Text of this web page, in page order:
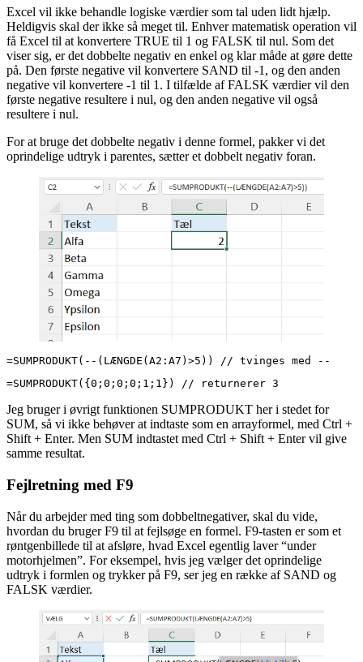
Excel vil ikke behandle logiske værdier som tal uden lidt hjælp.
Heldigvis skal der ikke så meget til. Enhver matematisk operation vil
få Excel til at konvertere TRUE til 1 og FALSK til nul. Som det
viser sig, er det dobbelte negativ en enkel og klar måde at gøre dette
på. Den første negative vil konvertere SAND til -1, og den anden
negative vil konvertere -1 til 1. I tilfælde af FALSK værdier vil den
første negative resultere i nul, og den anden negative vil også
resultere i nul.
For at bruge det dobbelte negativ i denne formel, pakker vi det
oprindelige udtryk i parentes, sætter et dobbelt negativ foran.
=SUMPRODUKT(--(LÆNGDE(A2:A7)>5)) // tvinges med --
=SUMPRODUKT({0;0;0;0;1;1}) // returnerer 3
Jeg bruger i øvrigt funktionen SUMPRODUKT her i stedet for
SUM, så vi ikke behøver at indtaste som en arrayformel, med Ctrl +
Shift + Enter. Men SUM indtastet med Ctrl + Shift + Enter vil give
samme resultat.
Fejlretning med F9
Når du arbejder med ting som dobbeltnegativer, skal du vide,
hvordan du bruger F9 til at fejlsøge en formel. F9-tasten er som et
røntgenbillede til at afsløre, hvad Excel egentlig laver “under
motorhjelmen”. For eksempel, hvis jeg vælger det oprindelige
udtryk i formlen og trykker på F9, ser jeg en række af SAND og
FALSK værdier.